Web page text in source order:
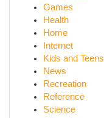
Games
Health
Home
Internet
Kids and Teens
News
Recreation
Reference
Science